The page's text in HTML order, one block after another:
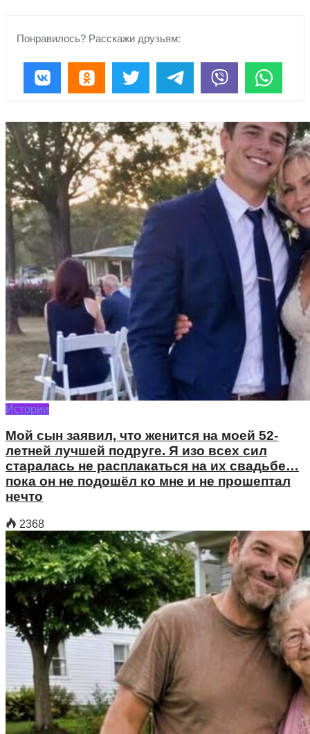
Понравилось? Расскажи друзьям:
Истории
Мой сын заявил, что женится на моей 52-
летней лучшей подруге. Я изо всех сил
старалась не расплакаться на их свадьбе…
пока он не подошёл ко мне и не прошептал
нечто
2368